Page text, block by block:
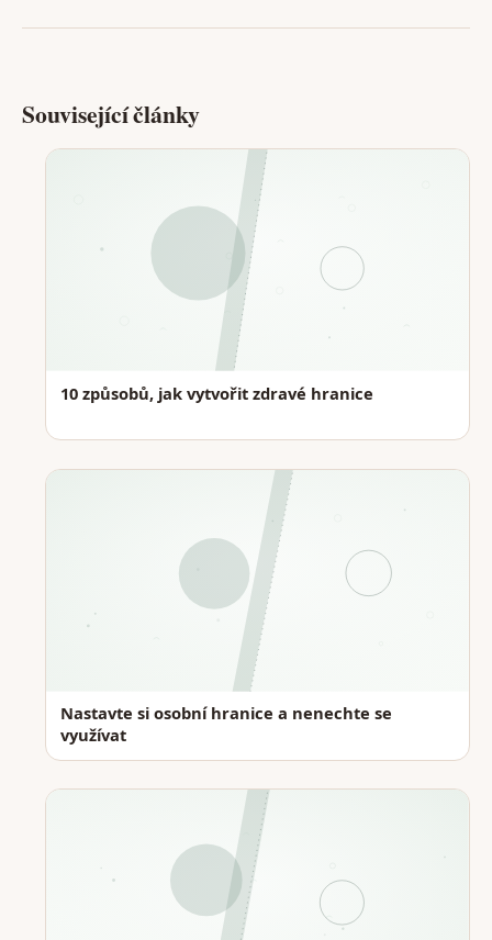
Související články
10 způsobů, jak vytvořit zdravé hranice
Nastavte si osobní hranice a nenechte se
využívat